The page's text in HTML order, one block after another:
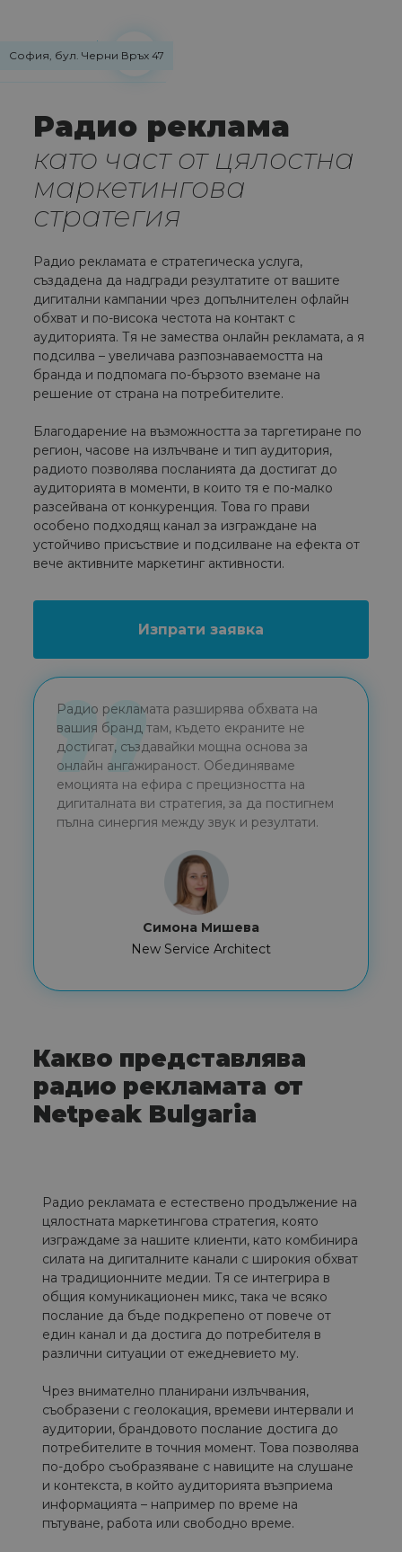
София, бул. Черни Връх 47
Радио реклама
като част от цялостна
маркетингова
стратегия
Радио рекламата е стратегическа услуга,
създадена да надгради резултатите от вашите
дигитални кампании чрез допълнителен офлайн
обхват и по-висока честота на контакт с
аудиторията. Тя не замества онлайн рекламата, а я
подсилва – увеличава разпознаваемостта на
бранда и подпомага по-бързото вземане на
решение от страна на потребителите.
Благодарение на възможността за таргетиране по
регион, часове на излъчване и тип аудитория,
радиото позволява посланията да достигат до
аудиторията в моменти, в които тя е по-малко
разсейвана от конкуренция. Това го прави
особено подходящ канал за изграждане на
устойчиво присъствие и подсилване на ефекта от
вече активните маркетинг активности.
Изпрати заявка
Радио рекламата разширява обхвата на
вашия бранд там, където екраните не
достигат, създавайки мощна основа за
онлайн ангажираност. Обединяваме
емоцията на ефира с прецизността на
дигиталната ви стратегия, за да постигнем
пълна синергия между звук и резултати.
Симона Мишева
New Service Architect
Какво представлява
радио рекламата от
Netpeak Bulgaria
Радио рекламата е естествено продължение на
цялостната маркетингова стратегия, която
изграждаме за нашите клиенти, като комбинира
силата на дигиталните канали с широкия обхват
на традиционните медии. Тя се интегрира в
общия комуникационен микс, така че всяко
послание да бъде подкрепено от повече от
един канал и да достига до потребителя в
различни ситуации от ежедневието му.
Чрез внимателно планирани излъчвания,
съобразени с геолокация, времеви интервали и
аудитории, брандовото послание достига до
потребителите в точния момент. Това позволява
по-добро съобразяване с навиците на слушане
и контекста, в който аудиторията възприема
информацията – например по време на
пътуване, работа или свободно време.